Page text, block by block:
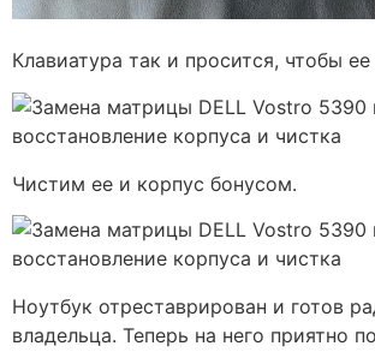
Клавиатура так и просится, чтобы
Чистим ее и корпус бонусом.
Ноутбук отреставрирован и готов
владельца. Теперь на него приятно